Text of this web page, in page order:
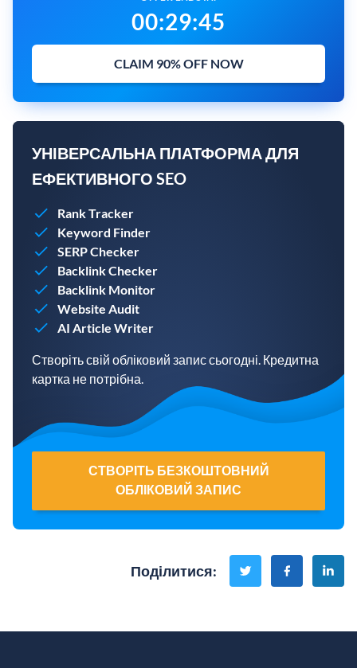
00:29:44
CLAIM 90% OFF NOW
УНІВЕРСАЛЬНА ПЛАТФОРМА ДЛЯ
ЕФЕКТИВНОГО SEO
Rank Tracker
Keyword Finder
SERP Checker
Backlink Checker
Backlink Monitor
Website Audit
AI Article Writer
Створіть свій обліковий запис сьогодні. Кредитна
картка не потрібна.
СТВОРІТЬ БЕЗКОШТОВНИЙ
ОБЛІКОВИЙ ЗАПИС
Поділитися: